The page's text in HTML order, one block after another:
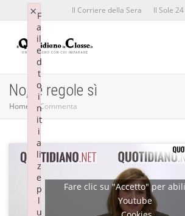
Il Corriere della Sera Il Sole
No, le regole sì
Home Commenta
Fare clic su "Accetto" per
Youtube
F
a
il
e
d
t
o
i
n
it
i
a
li
z
e
p
l
u
×F
a
il
e
d
t
o
i
n
it
i
a
li
z
e
p
l
u
×